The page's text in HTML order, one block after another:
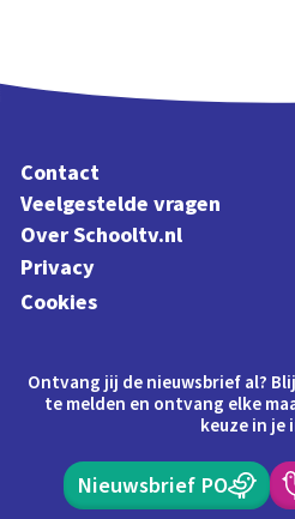
Contact
Veelgestelde vragen
Over Schooltv.nl
Privacy
Cookies
Ontvang jij de nieuwsbrief al?
te melden en ontvang elke
keuze in je
Nieuwsbrief PO